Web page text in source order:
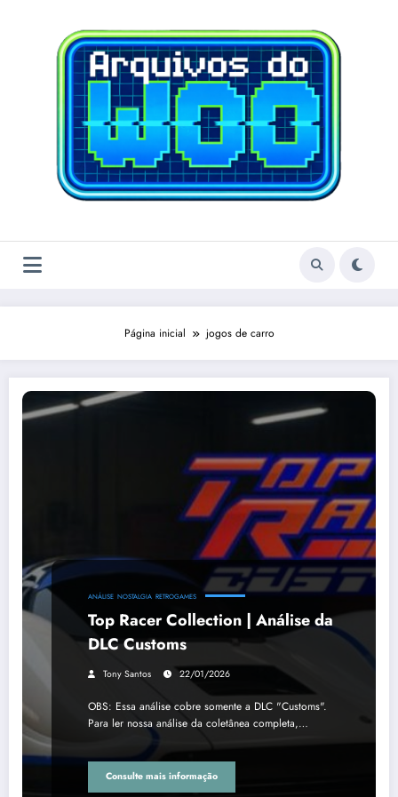
Página inicial jogos de carro
ANÁLISE NOSTALGIA RETROGAMES
Top Racer Collection | Análise da
DLC Customs
Tony Santos 22/01/2026
OBS: Essa análise cobre somente a DLC "Customs".
Para ler nossa análise da coletânea completa,…
Consulte mais informação